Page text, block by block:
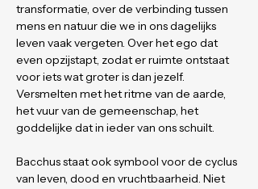
transformatie, over de verbinding tussen
mens en natuur die we in ons dagelijks
leven vaak vergeten. Over het ego dat
even opzijstapt, zodat er ruimte ontstaat
voor iets wat groter is dan jezelf.
Versmelten met het ritme van de aarde,
het vuur van de gemeenschap, het
goddelijke dat in ieder van ons schuilt.
Bacchus staat ook symbool voor de cyclus
van leven, dood en vruchtbaarheid. Niet